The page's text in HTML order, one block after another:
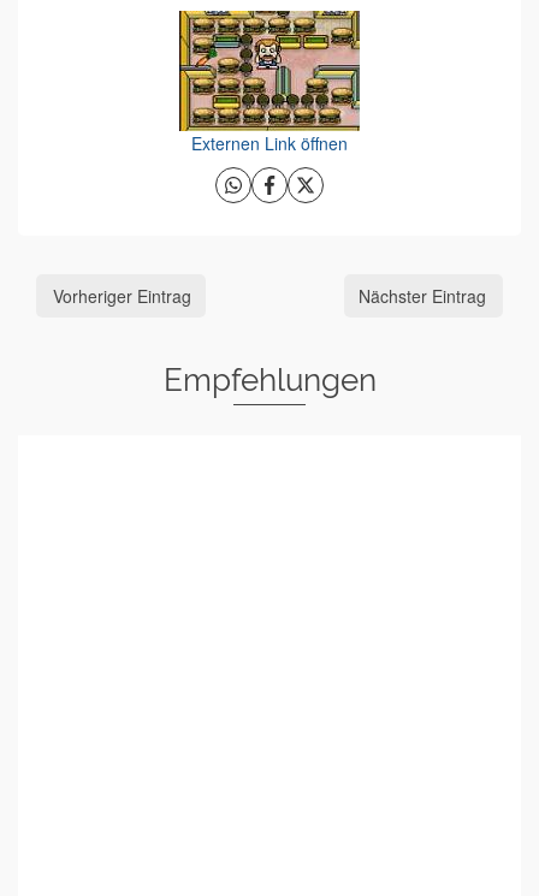
Externen Link öffnen
Vorheriger Eintrag Nächster Eintrag
Empfehlungen